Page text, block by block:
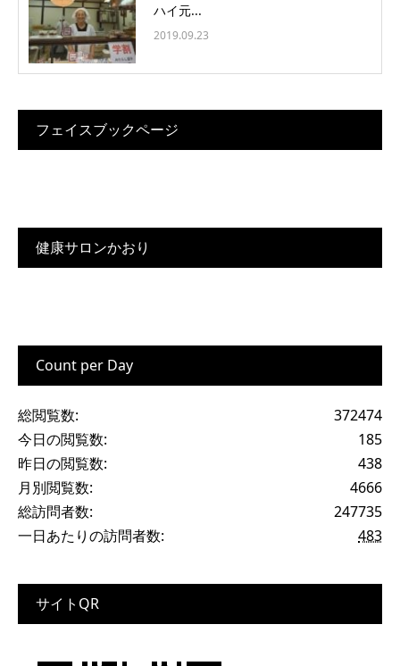
ハイ元...
2019.09.23
フェイスブックページ
健康サロンかおり
Count per Day
372474
総閲覧数:
185
今日の閲覧数:
438
昨日の閲覧数:
4666
月別閲覧数:
247735
総訪問者数:
483
一日あたりの訪問者数:
サイトQR